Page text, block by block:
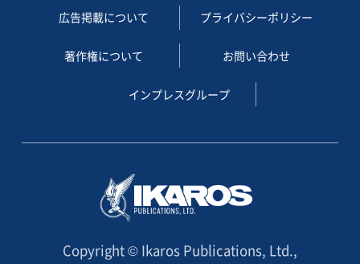
広告掲載について プライバシーポリシー
著作権について お問い合わせ
インプレスグループ
Copyright © Ikaros Publications, Ltd.,